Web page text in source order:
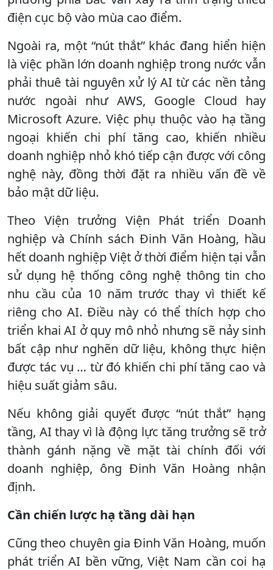
điện cục bộ vào mùa cao điểm.
Ngoài ra, một “nút thắt” khác đang hiển hiện
là việc phần lớn doanh nghiệp trong nước vẫn
phải thuê tài nguyên xử lý AI từ các nền tảng
nước ngoài như AWS, Google Cloud hay
Microsoft Azure. Việc phụ thuộc vào hạ tầng
ngoại khiến chi phí tăng cao, khiến nhiều
doanh nghiệp nhỏ khó tiếp cận được với công
nghệ này, đồng thời đặt ra nhiều vấn đề về
bảo mật dữ liệu.
Theo Viện trưởng Viện Phát triển Doanh
nghiệp và Chính sách Đinh Văn Hoàng, hầu
hết doanh nghiệp Việt ở thời điểm hiện tại vẫn
sử dụng hệ thống công nghệ thông tin cho
nhu cầu của 10 năm trước thay vì thiết kế
riêng cho AI. Điều này có thể thích hợp cho
triển khai AI ở quy mô nhỏ nhưng sẽ nảy sinh
bất cập như nghẽn dữ liệu, không thực hiện
được tác vụ … từ đó khiến chi phí tăng cao và
hiệu suất giảm sâu.
Nếu không giải quyết được “nút thắt” hạng
tầng, AI thay vì là động lực tăng trưởng sẽ trở
thành gánh nặng về mặt tài chính đối với
doanh nghiệp, ông Đinh Văn Hoàng nhận
định.
Cần chiến lược hạ tầng dài hạn
Cũng theo chuyên gia Đinh Văn Hoàng, muốn
phát triển AI bền vững, Việt Nam cần coi hạ